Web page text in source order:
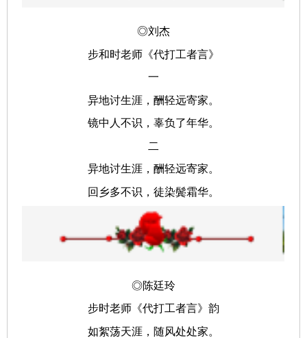
◎刘杰
步和时老师《代打工者言》
一
异地讨生涯，酬轻远寄家。
镜中人不识，辜负了年华。
二
异地讨生涯，酬轻远寄家。
回乡多不识，徒染鬓霜华。
◎陈廷玲
步时老师《代打工者言》韵
如絮荡天涯，随风处处家。